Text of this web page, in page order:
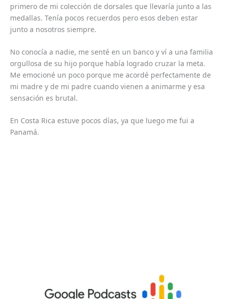
primero de mi colección de dorsales que llevaría junto a las
medallas. Tenía pocos recuerdos pero esos deben estar
junto a nosotros siempre.
No conocía a nadie, me senté en un banco y ví a una familia
orgullosa de su hijo porque había logrado cruzar la meta.
Me emocioné un poco porque me acordé perfectamente de
mi madre y de mi padre cuando vienen a animarme y esa
sensación es brutal.
En Costa Rica estuve pocos días, ya que luego me fui a
Panamá.